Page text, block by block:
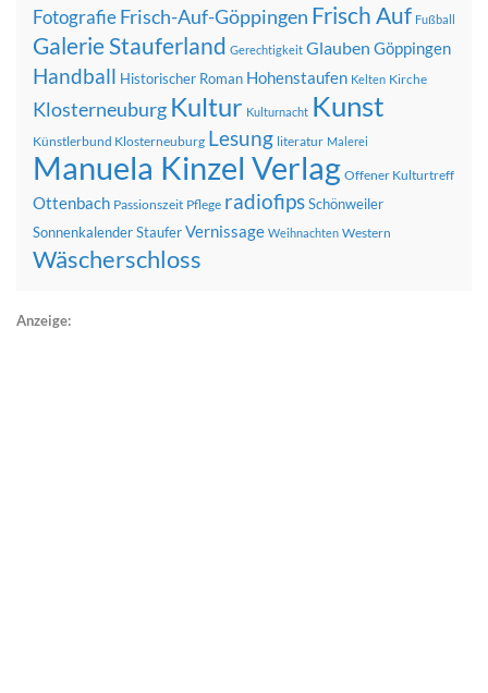
FotografieFrisch-Auf-Göppingen Frisch Auf Fußball
Galerie Stauferland Gerechtigkeit Glauben Göppingen
Handball Historischer Roman Hohenstaufen Kelten Kirche
Klosterneuburg Kultur Kulturnacht Kunst
Künstlerbund Klosterneuburg Lesung literatur Malerei
Manuela Kinzel Verlag Offener Kulturtreff
Ottenbach Passionszeit Pflege radiofipsSchönweiler
SonnenkalenderStauferVernissage Weihnachten Western
Wäscherschloss
Anzeige: